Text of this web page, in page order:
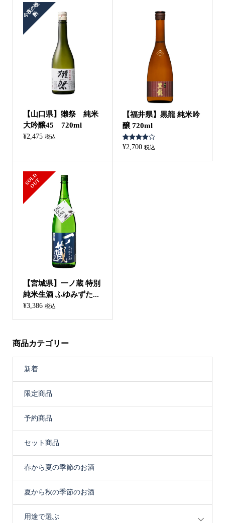
今
夜
の
晩
酌
【山口県】獺祭 純米
大吟醸45 720ml
¥2,475 税込
【福井県】黒龍 純米吟
醸 720ml
1
件の利用
者評価に
¥2,700 税込
S
O
L
D
O
U
T
【宮城県】一ノ蔵 特別
純米生酒 ふゆみずた...
¥3,386 税込
商品カテゴリー
新着
限定商品
予約商品
セット商品
春から夏の季節のお酒
夏から秋の季節のお酒
用途で選ぶ